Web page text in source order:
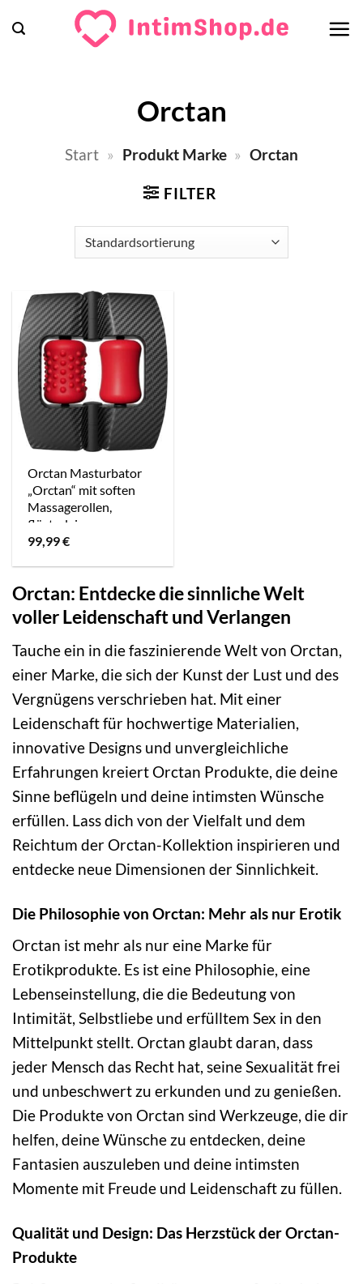
Inhalt
Orctan
Start » Produkt Marke » Orctan
FILTER
Orctan Masturbator
„Orctan“ mit soften
Massagerollen,
flüsterleise
99,99€
Orctan: Entdecke die sinnliche Welt
voller Leidenschaft und Verlangen
Tauche ein in die faszinierende Welt von Orctan,
einer Marke, die sich der Kunst der Lust und des
Vergnügens verschrieben hat. Mit einer
Leidenschaft für hochwertige Materialien,
innovative Designs und unvergleichliche
Erfahrungen kreiert Orctan Produkte, die deine
Sinne beflügeln und deine intimsten Wünsche
erfüllen. Lass dich von der Vielfalt und dem
Reichtum der Orctan-Kollektion inspirieren und
entdecke neue Dimensionen der Sinnlichkeit.
Die Philosophie von Orctan: Mehr als nur Erotik
Orctan ist mehr als nur eine Marke für
Erotikprodukte. Es ist eine Philosophie, eine
Lebenseinstellung, die die Bedeutung von
Intimität, Selbstliebe und erfülltem Sex in den
Mittelpunkt stellt. Orctan glaubt daran, dass
jeder Mensch das Recht hat, seine Sexualität frei
und unbeschwert zu erkunden und zu genießen.
Die Produkte von Orctan sind Werkzeuge, die dir
helfen, deine Wünsche zu entdecken, deine
Fantasien auszuleben und deine intimsten
Momente mit Freude und Leidenschaft zu füllen.
Qualität und Design: Das Herzstück der Orctan-
Produkte